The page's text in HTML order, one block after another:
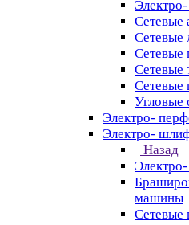
Сетевые
Сетевые
Сетевые
Сетевые
Сетевые
Угловые
Электро-
Электро-
Назад
машины
Сетевые